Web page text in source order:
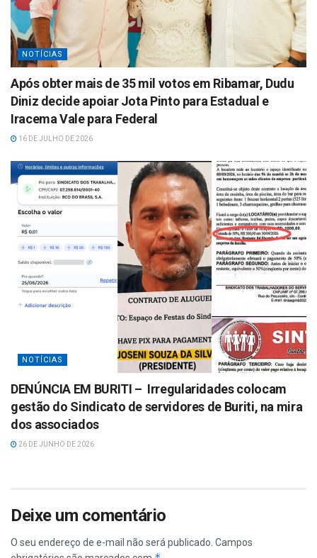
NOTÍCIAS
Após obter mais de 35 mil votos em Ribamar, Dudu
Diniz decide apoiar Jota Pinto para Estadual e
Iracema Vale para Federal
16 DE JULHO DE 2026
NOTÍCIAS
DENÚNCIA EM BURITI – Irregularidades colocam
gestão do Sindicato de servidores de Buriti, na mira
dos associados
26 DE JUNHO DE 2026
Deixe um comentário
O seu endereço de e-mail não será publicado. Campos